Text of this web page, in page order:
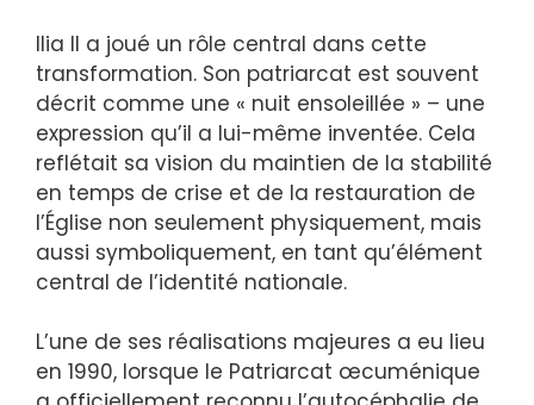
Ilia II a joué un rôle central dans cette
transformation. Son patriarcat est souvent
décrit comme une « nuit ensoleillée » – une
expression qu’il a lui-même inventée. Cela
reflétait sa vision du maintien de la stabilité
en temps de crise et de la restauration de
l’Église non seulement physiquement, mais
aussi symboliquement, en tant qu’élément
central de l’identité nationale.
L’une de ses réalisations majeures a eu lieu
en 1990, lorsque le Patriarcat œcuménique